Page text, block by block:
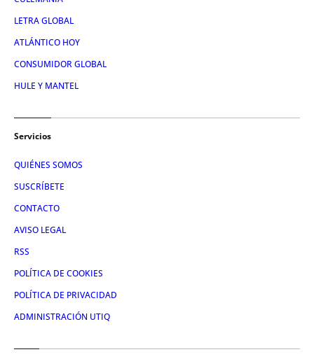
LETRA GLOBAL
ATLÁNTICO HOY
CONSUMIDOR GLOBAL
HULE Y MANTEL
Servicios
QUIÉNES SOMOS
SUSCRÍBETE
CONTACTO
AVISO LEGAL
RSS
POLÍTICA DE COOKIES
POLÍTICA DE PRIVACIDAD
ADMINISTRACIÓN UTIQ